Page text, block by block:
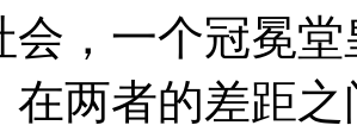
会，一个冠冕
在两者的差距